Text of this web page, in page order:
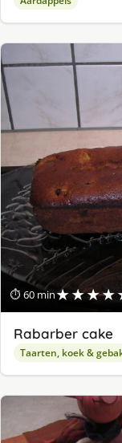
⏱ 60 min
Rabarber cake
Taarten, koek &